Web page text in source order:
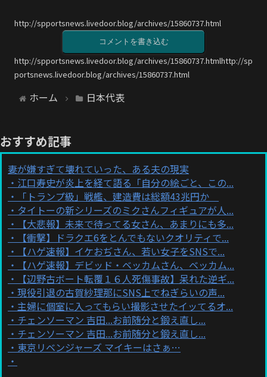
http://spportsnews.livedoor.blog/archives/15860737.html
コメントを書き込む
http://spportsnews.livedoor.blog/archives/15860737.htmlhttp://sp
portsnews.livedoor.blog/archives/15860737.html
ホーム 日本代表
おすすめ記事
妻が嫌すぎて壊れていった、ある夫の現実
江口寿史が炎上を経て語る「自分の絵ごと、この...
「トランプ級」戦艦、建造費は総額43兆円か
タイトーの新シリーズのミクさんフィギュアが人...
【大悲報】未来で待ってる女さん、あまりにも多...
【衝撃】ドラクエ6をとんでもないクオリティで...
【ハゲ速報】イケおぢさん、若い女子をSNSで...
【ハゲ速報】デビッド・ベッカムさん、ベッカム...
【辺野古ボート転覆１６人死傷事故】呆れた逆ギ...
現役引退の古賀紗理那にSNS上でねぎらいの声...
主婦に個室に入ってもらい撮影させたイッてるオ...
チェンソーマン 吉田...お前随分と鍛え直し...
チェンソーマン 吉田...お前随分と鍛え直し...
東京リベンジャーズ マイキーはさぁ…